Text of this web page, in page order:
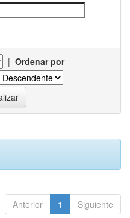
| Ordenar por
Anterior 1 Siguiente